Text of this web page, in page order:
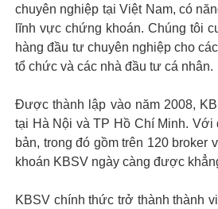
chuyên nghiệp tại Việt Nam, có
lĩnh vực chứng khoán. Chúng tôi
hàng đầu tư chuyên nghiệp cho
tổ chức và các nhà đầu tư cá nhân.
Được thành lập vào năm 2008,
tại Hà Nội và TP Hồ Chí Minh.
bản, trong đó gồm trên 120
khoán KBSV ngày càng được
KBSV chính thức trở thành thành